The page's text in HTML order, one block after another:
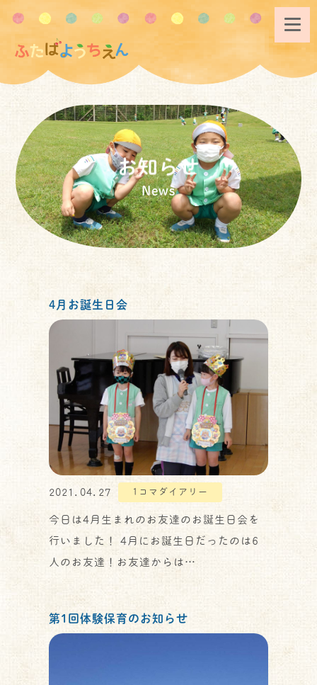
お知らせ
News
4月お誕生日会
2021.04.27 1コマダイアリー
今日は4月生まれのお友達のお誕生日会を
行いました！ 4月にお誕生日だったのは6
人のお友達！お友達からは…
第1回体験保育のお知らせ